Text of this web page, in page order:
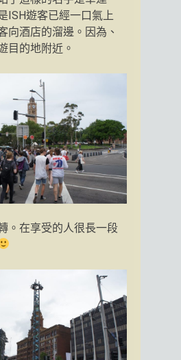
ISH遊客已經一口氣上
向酒店的溜邊。因為、
目的地附近。
。在享受的人很長一段